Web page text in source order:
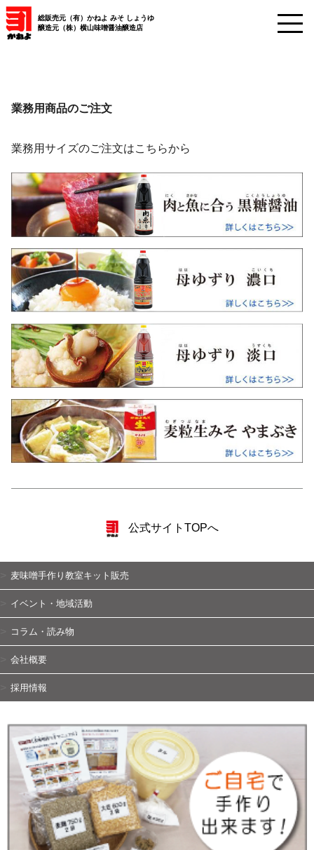
総販売元（有）かねよ みそ しょうゆ
醸造元（株）横山味噌醤油醸造店
業務用商品のご注文
業務用サイズのご注文はこちらから
公式サイトTOPへ
麦味噌手作り教室キット販売
イベント・地域活動
コラム・読み物
会社概要
採用情報